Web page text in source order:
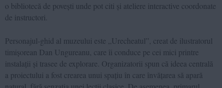
o bibliotecă de povești unde pot citi și ateliere interactive coordonate
de instructori.
Personajul-ghid al muzeului este „Urecheatul”, creat de ilustratorul
timișorean Dan Ungureanu, care îi conduce pe cei mici printre
instalații și trasee de explorare. Organizatorii spun că ideea centrală
a proiectului a fost crearea unui spațiu în care învățarea să apară